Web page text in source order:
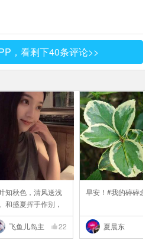
，看剩下40条评论>>
知秋色，清风送浅
和盛夏挥手作别，
飞鱼儿岛主
22
早安！#我的碎碎念
夏晨东